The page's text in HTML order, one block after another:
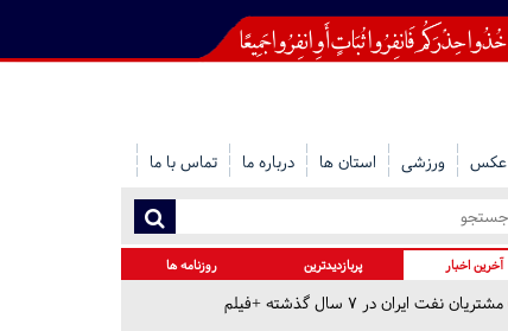
عکس ورزشی استان ها درباره ما تماس با ما
آخرین اخبار پربازدیدترین روزنامه ها
مشتریان نفت ایران در ۷ سال گذشته +فیلم